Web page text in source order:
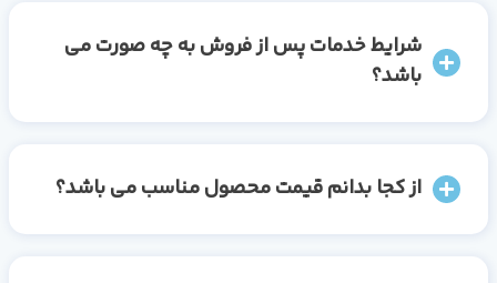
شرایط خدمات پس از فروش به چه صورت می
باشد؟
از کجا بدانم قیمت محصول مناسب می باشد؟